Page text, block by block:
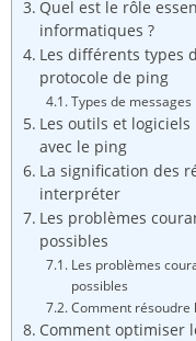
Quel est le rôle
informatiques ?
Les différents types
protocole de ping
Types de messages
Les outils et
avec le ping
La signification des
interpréter
Les problèmes
possibles
Les problèmes
possibles
Comment résoudre
Comment optimiser